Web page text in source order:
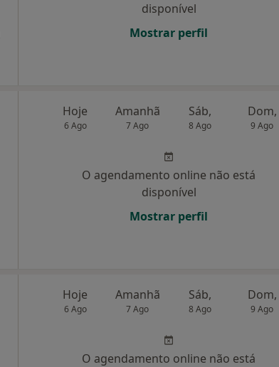
disponível
Mostrar perfil
Hoje
6 Ago
Amanhã
7 Ago
Sáb,
8 Ago
Dom,
9 Ago
O agendamento online não está
disponível
Mostrar perfil
Hoje
6 Ago
Amanhã
7 Ago
Sáb,
8 Ago
Dom,
9 Ago
O agendamento online não está